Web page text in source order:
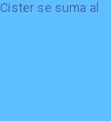
se suma al